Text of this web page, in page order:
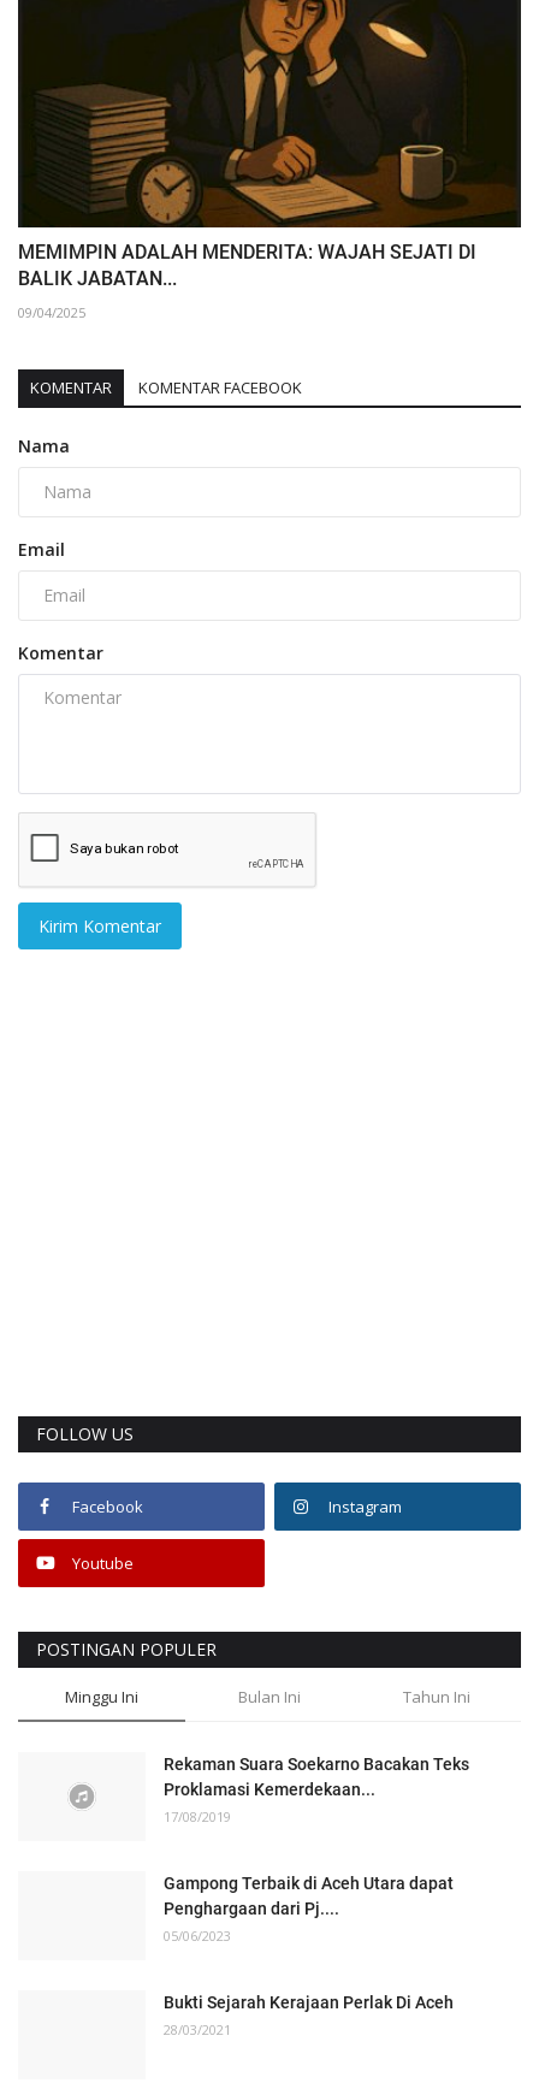
MEMIMPIN ADALAH MENDERITA: WAJAH SEJATI DI
BALIK JABATAN...
09/04/2025
KOMENTAR KOMENTAR FACEBOOK
Nama
Email
Komentar
Kirim Komentar
FOLLOW US
Facebook Instagram
Youtube
POSTINGAN POPULER
Minggu Ini Bulan Ini Tahun Ini
Rekaman Suara Soekarno Bacakan Teks
Proklamasi Kemerdekaan...
17/08/2019
Gampong Terbaik di Aceh Utara dapat
Penghargaan dari Pj....
05/06/2023
Bukti Sejarah Kerajaan Perlak Di Aceh
28/03/2021